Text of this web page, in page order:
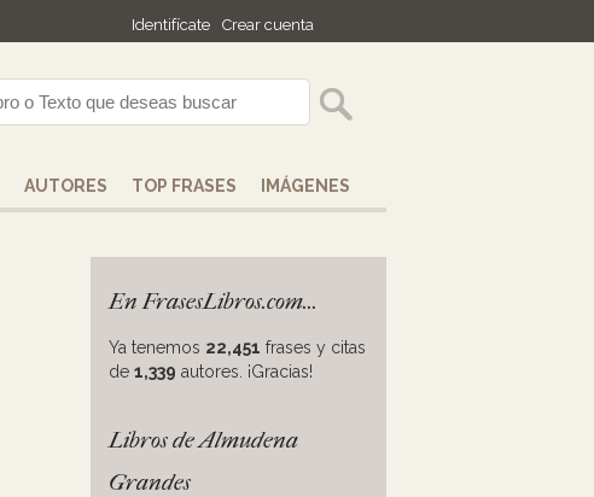
Identifícate Crear cuenta
AUTORES TOP FRASES IMÁGENES
En FrasesLibros.com...
Ya tenemos 22,451 frases y citas
de 1,339 autores. ¡Gracias!
Libros de Almudena
Grandes